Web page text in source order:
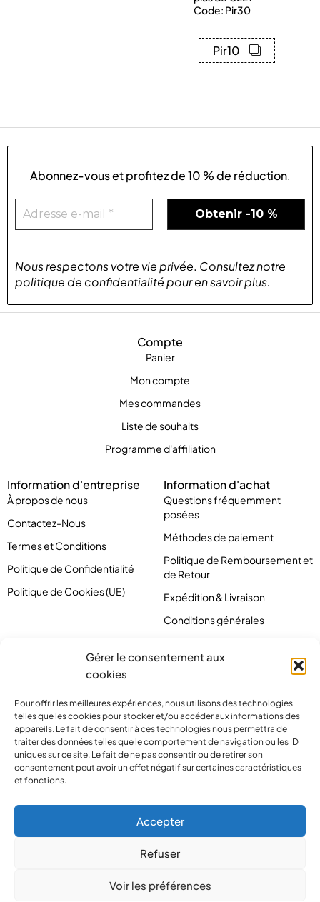
Gérer le consentement aux
cookies
Pour offrir les meilleures expériences, nous utilisons des technologies
telles que les cookies pour stocker et/ou accéder aux informations des
appareils. Le fait de consentir à ces technologies nous permettra de
traiter des données telles que le comportement de navigation ou les ID
uniques sur ce site. Le fait de ne pas consentir ou de retirer son
consentement peut avoir un effet négatif sur certaines caractéristiques
et fonctions.
Accepter
Refuser
Voir les préférences
Code: Pir30
Pir10
Compte
Panier
Mon compte
Mes commandes
Liste de souhaits
Programme d'affiliation
Information d'entreprise
À propos de nous
Contactez-Nous
Termes et Conditions
Politique de Confidentialité
Politique de Cookies (UE)
Information d'achat
Questions fréquemment
posées
Méthodes de paiement
Politique de Remboursement et
de Retour
Expédition & Livraison
Conditions générales
Abonnez-vous et profitez de10 % de réduction.
Nous respectons votre vie privée. Consultez notre
politique de confidentialitépouren savoir plus.
Copyright 2024 © Pirlove. Tous droits réservés